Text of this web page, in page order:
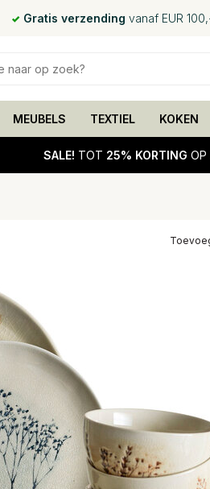
Gratis verzending vanaf EUR
MEUBELS TEXTIEL KOKEN
SALE! TOT 25% KORTING OP